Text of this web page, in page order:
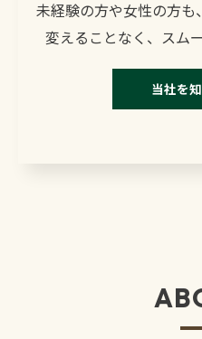
未経験の方や女性の方
変えることなく、スム
当社を